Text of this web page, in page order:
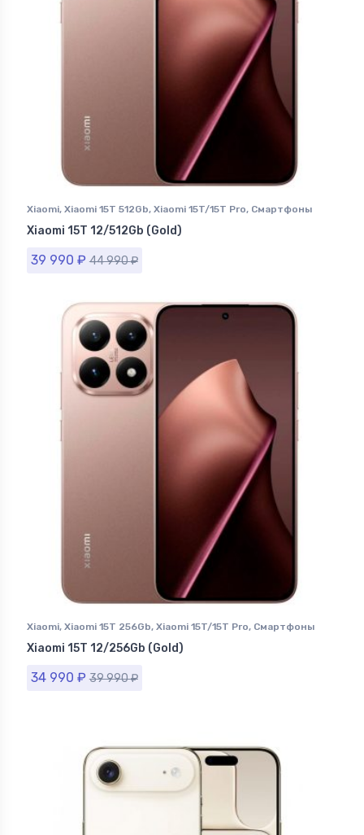
Xiaomi, Xiaomi 15T 512Gb, Xiaomi 15T/15T Pro, Смартфоны
Xiaomi
Xiaomi 15T 12/512Gb (Gold)
39 990 ₽ 44 990₽
Xiaomi, Xiaomi 15T 256Gb, Xiaomi 15T/15T Pro, Смартфоны
Xiaomi
Xiaomi 15T 12/256Gb (Gold)
34 990 ₽ 39 990₽